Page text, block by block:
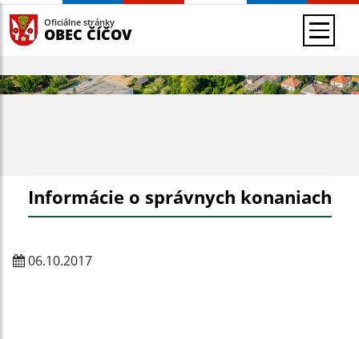
Oficiálne stránky
OBEC ČÍČOV
Informácie o správnych konaniach
06.10.2017